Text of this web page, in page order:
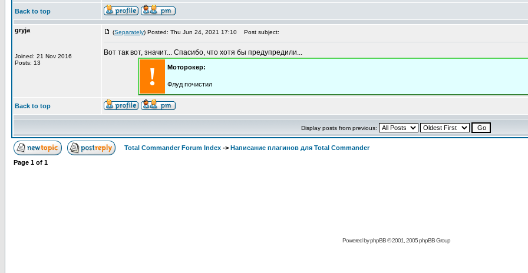
Back to top
gryja
Joined: 21 Nov 2016
Posts: 13
(Separately) Posted: Thu Jun 24, 2021 17:10 Post subject:
Вот так вот, значит... Спасибо, что хотя бы предупредили...
! Моторокер:
Флуд почистил
Back to top
Display posts from previous:
Total Commander Forum Index -> Написание плагинов для Total Commander
Page 1 of 1
Powered byphpBB© 2001, 2005 phpBB Group